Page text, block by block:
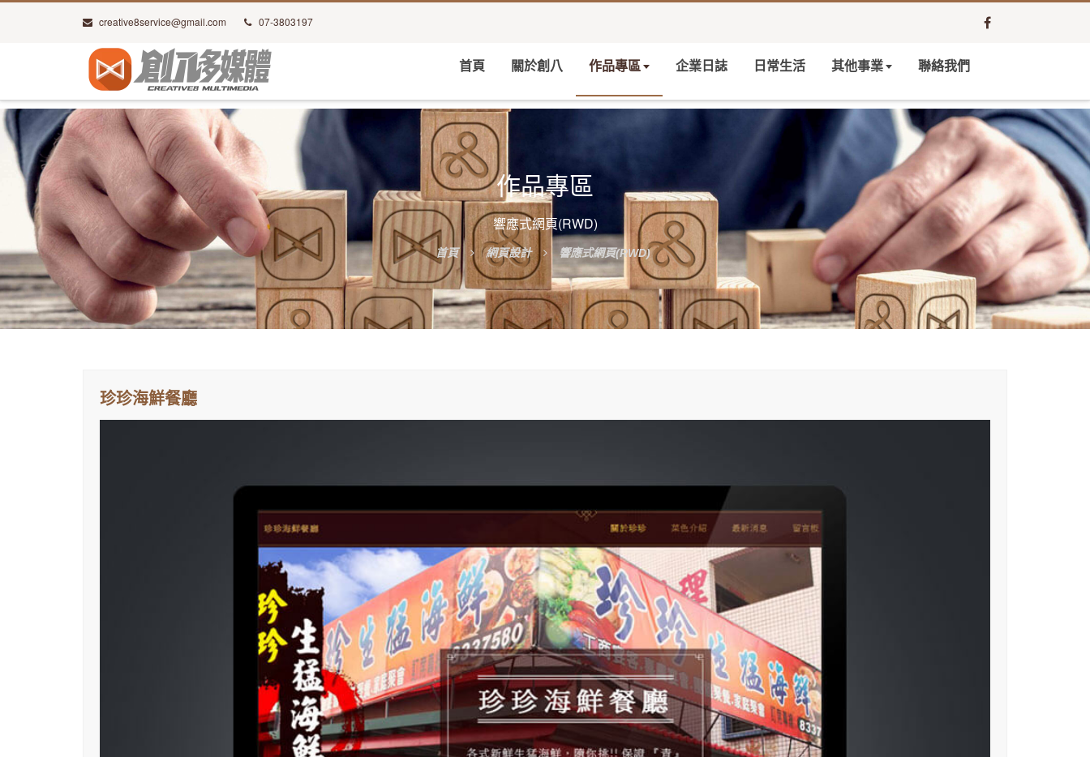
creative8service@gmail.com 07-3803197
首頁 關於創八 作品專區 企業日誌 日常生活 其他事業 聯絡我們
作品專區
響應式網頁(RWD)
首頁 網頁設計 響應式網頁(RWD)
珍珍海鮮餐廳